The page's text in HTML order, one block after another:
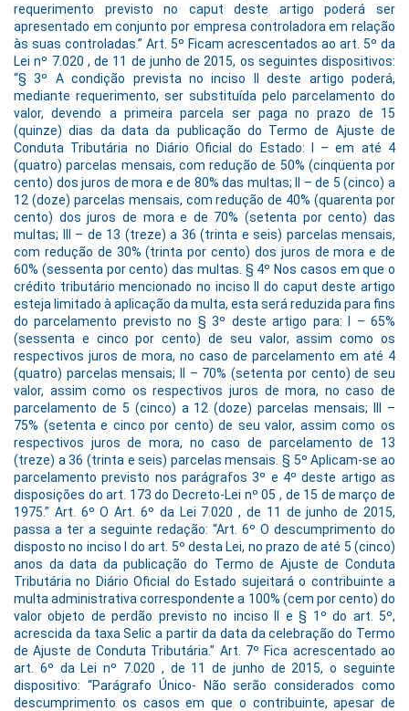
requerimento previsto no caput deste artigo poderá ser
apresentado em conjunto por empresa controladora em relação
às suas controladas.” Art. 5º Ficam acrescentados ao art. 5º da
Lei nº 7.020 , de 11 de junho de 2015, os seguintes dispositivos:
“§ 3º A condição prevista no inciso II deste artigo poderá,
mediante requerimento, ser substituída pelo parcelamento do
valor, devendo a primeira parcela ser paga no prazo de 15
(quinze) dias da data da publicação do Termo de Ajuste de
Conduta Tributária no Diário Oficial do Estado: I – em até 4
(quatro) parcelas mensais, com redução de 50% (cinqüenta por
cento) dos juros de mora e de 80% das multas; II – de 5 (cinco) a
12 (doze) parcelas mensais, com redução de 40% (quarenta por
cento) dos juros de mora e de 70% (setenta por cento) das
multas; III – de 13 (treze) a 36 (trinta e seis) parcelas mensais,
com redução de 30% (trinta por cento) dos juros de mora e de
60% (sessenta por cento) das multas. § 4º Nos casos em que o
crédito tributário mencionado no inciso II do caput deste artigo
esteja limitado à aplicação da multa, esta será reduzida para fins
do parcelamento previsto no § 3º deste artigo para: I – 65%
(sessenta e cinco por cento) de seu valor, assim como os
respectivos juros de mora, no caso de parcelamento em até 4
(quatro) parcelas mensais; II – 70% (setenta por cento) de seu
valor, assim como os respectivos juros de mora, no caso de
parcelamento de 5 (cinco) a 12 (doze) parcelas mensais; III –
75% (setenta e cinco por cento) de seu valor, assim como os
respectivos juros de mora, no caso de parcelamento de 13
(treze) a 36 (trinta e seis) parcelas mensais. § 5º Aplicam-se ao
parcelamento previsto nos parágrafos 3º e 4º deste artigo as
disposições do art. 173 do Decreto-Lei nº 05 , de 15 de março de
1975.” Art. 6º O Art. 6º da Lei 7.020 , de 11 de junho de 2015,
passa a ter a seguinte redação: “Art. 6º O descumprimento do
disposto no inciso I do art. 5º desta Lei, no prazo de até 5 (cinco)
anos da data da publicação do Termo de Ajuste de Conduta
Tributária no Diário Oficial do Estado sujeitará o contribuinte a
multa administrativa correspondente a 100% (cem por cento) do
valor objeto de perdão previsto no inciso II e § 1º do art. 5º,
acrescida da taxa Selic a partir da data da celebração do Termo
de Ajuste de Conduta Tributária.” Art. 7º Fica acrescentado ao
art. 6º da Lei nº 7.020 , de 11 de junho de 2015, o seguinte
dispositivo: “Parágrafo Único- Não serão considerados como
descumprimento os casos em que o contribuinte, apesar de